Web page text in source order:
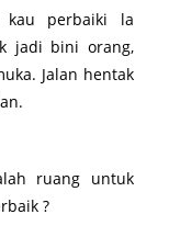
kau perbaiki la
jadi bini orang,
Jalan hentak
ruang untuk
?